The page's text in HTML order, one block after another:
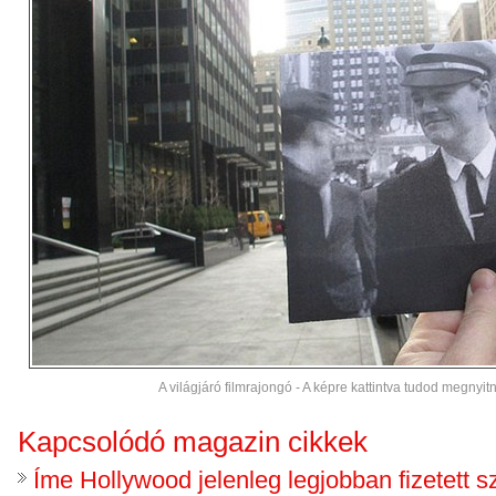
A világjáró filmrajongó - A képre kattintva tudod
Kapcsolódó magazin cikkek
Íme Hollywood jelenleg legjobban fizetett